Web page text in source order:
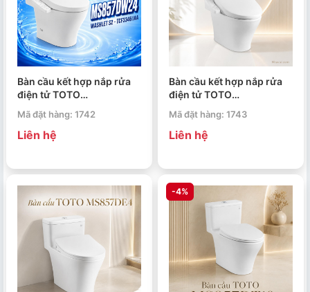
Bàn cầu kết hợp nắp rửa
điện tử TOTO
dòng S2 TCF33461AA
Mã đặt hàng: 1742
Liên hệ
Bàn cầu kết hợp nắp rửa
điện tử TOTO
C2 cơ bản TCF23710AAA
Mã đặt hàng: 1743
Liên hệ
-4%